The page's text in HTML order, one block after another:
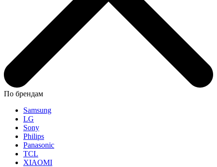
По брендам
Samsung
LG
Sony
Philips
Panasonic
TCL
XIAOMI